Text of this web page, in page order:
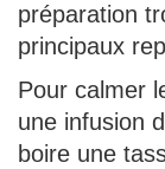
préparation
principaux
Pour calmer
une infusion
boire une